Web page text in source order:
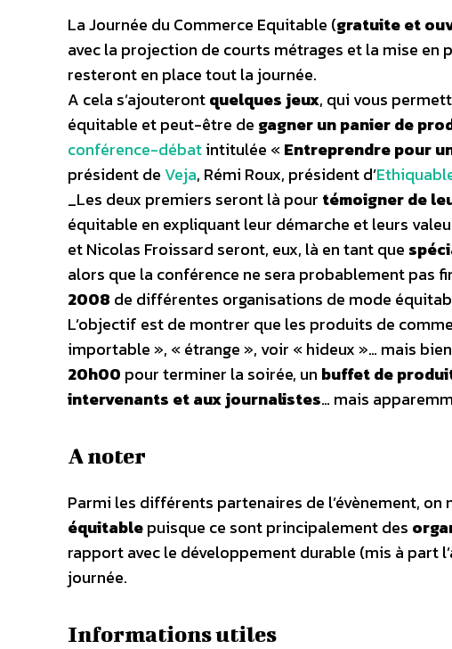
La Journée du Commerce Equitable (gratuite et
avec la projection de courts métrages et la mise
resteront en place tout la journée.
A cela s’ajouterontquelques jeux, qui vous
équitable et peut-être de gagner un panier de
conférence-débatintitulée «Entreprendre pour
président de Veja, Rémi Roux, président d’
_Les deux premiers seront là pour témoigner de
équitable en expliquant leur démarche et leurs
et Nicolas Froissard seront, eux, là en tant que
alors que la conférence ne sera probablement pas
2008 de différentes organisations de mode
L’objectif est de montrer que les produits de
importable », « étrange », voir « hideux »… mais bien
20h00 pour terminer la soirée, un buffet de
intervenants et aux journalistes… mais
A noter
Parmi les différents partenaires de l’évènement, on
équitablepuisque ce sont principalement des
rapport avec le développement durable (mis à part
journée.
Informations utiles